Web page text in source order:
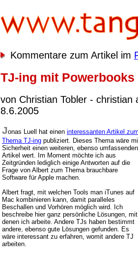
Kommentare zum Artikel im
TJ-ing mit
von Christian Tobler - christian
8.6.2005
Jonas Luell hat einen interessanten Artikel
Thema TJ-ing publiziert. Dieses Thema wäre
Sicherheit einen weiteren, ebenso umfassenden
Artikel wert. Im Moment möchte ich aus
Zeitgründen lediglich einige Antworten auf die
Frage von Albert zum Thema brauchbare
Software für Apple machen.
Albert fragt, mit welchen Tools man iTunes auf
Mac kombinieren kann, damit paralleles
Beschallen und Vorhören möglich wird. Ich
beschreibe hier ganz persönliche Lösungen, mit
denen ich arbeite. Andere TJs haben bestimmt
andere, ebenso gute Lösungen gefunden. Es
wäre interessant zu erfahren, womit andere TJ
arbeiten.